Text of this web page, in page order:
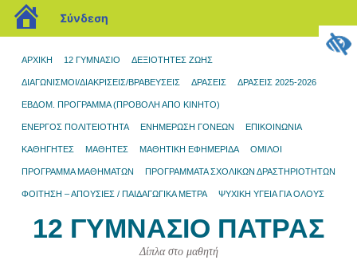
ΑΡΧΙΚΉ 12 ΓΥΜΝΆΣΙΟ ΔΕΞΙΟΤΗΤΕΣ ΖΩΗΣ
ΔΙΑΓΩΝΙΣΜΟΊ/ΔΙΑΚΡΊΣΕΙΣ/ΒΡΑΒΕΎΣΕΙΣ ΔΡΆΣΕΙΣ ΔΡΑΣΕΙΣ 2025-2026
ΕΒΔΟΜ. ΠΡΟΓΡΑΜΜΑ (ΠΡΟΒΟΛΉ ΑΠΌ ΚΙΝΗΤΌ)
ΕΝΕΡΓΟΣ ΠΟΛΙΤΕΙΟΤΗΤΑ ΕΝΗΜΈΡΩΣΗ ΓΟΝΈΩΝ ΕΠΙΚΟΙΝΩΝΊΑ
ΚΑΘΗΓΗΤΕΣ ΜΑΘΗΤΈΣ ΜΑΘΗΤΙΚΉ ΕΦΗΜΕΡΊΔΑ ΌΜΙΛΟΙ
ΠΡΌΓΡΑΜΜΑ ΜΑΘΗΜΆΤΩΝ ΠΡΟΓΡΆΜΜΑΤΑ ΣΧΟΛΙΚΏΝ ΔΡΑΣΤΗΡΙΟΤΉΤΩΝ
ΦΟΙΤΗΣΗ – ΑΠΟΥΣΙΕΣ / ΠΑΙΔΑΓΩΓΙΚΑ ΜΕΤΡΑ ΨΥΧΙΚΗ ΥΓΕΙΑ ΓΙΑ ΟΛΟΥΣ
12 ΓΥΜΝΆΣΙΟ ΠΆΤΡΑΣ
Δίπλα στο μαθητή
blogs.sch.gr
Σύνδεση